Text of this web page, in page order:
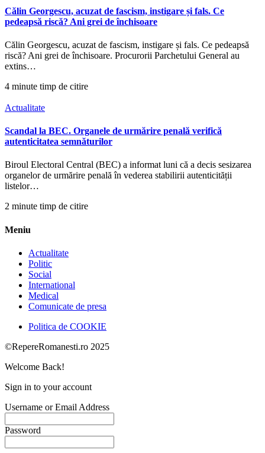
Călin Georgescu, acuzat de fascism, instigare și fals. Ce
pedeapsă riscă? Ani grei de închisoare
Călin Georgescu, acuzat de fascism, instigare și fals. Ce pedeapsă
riscă? Ani grei de închisoare. Procurorii Parchetului General au
extins…
4 minute timp de citire
Actualitate
Scandal la BEC. Organele de urmărire penală verifică
autenticitatea semnăturilor
Biroul Electoral Central (BEC) a informat luni că a decis sesizarea
organelor de urmărire penală în vederea stabilirii autenticității
listelor…
2 minute timp de citire
Meniu
Actualitate
Politic
Social
International
Medical
Comunicate de presa
Politica de COOKIE
©RepereRomanesti.ro 2025
Welcome Back!
Sign in to your account
Username or Email Address
Password